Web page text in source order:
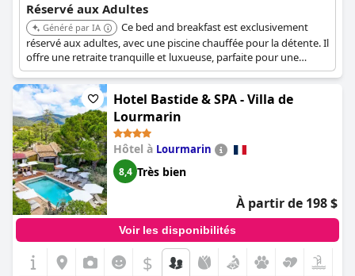
Réservé aux Adultes
Généré par IA
Ce bed and breakfast est exclusivement
réservé aux adultes, avec une piscine chauffée pour la détente. Il
offre une retraite tranquille et luxueuse, parfaite pour une
escapade paisible.
Hotel Bastide & SPA - Villa de
Lourmarin
Hôtel à Lourmarin
8,4 Très bien
À partir de 198 $
Voir les disponibilités
$